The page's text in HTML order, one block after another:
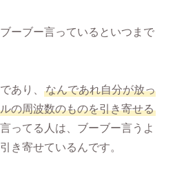
ーブー言っているといつまで
であり、
なんであれ自分が放っ
の周波数のものを引き寄せる
ってる人は、ブーブー言うよ
き寄せているんです。